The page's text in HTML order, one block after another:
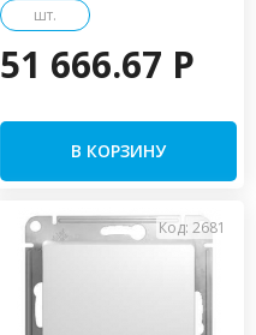
шт.
51 666.67 P
В КОРЗИНУ
Код: 2681